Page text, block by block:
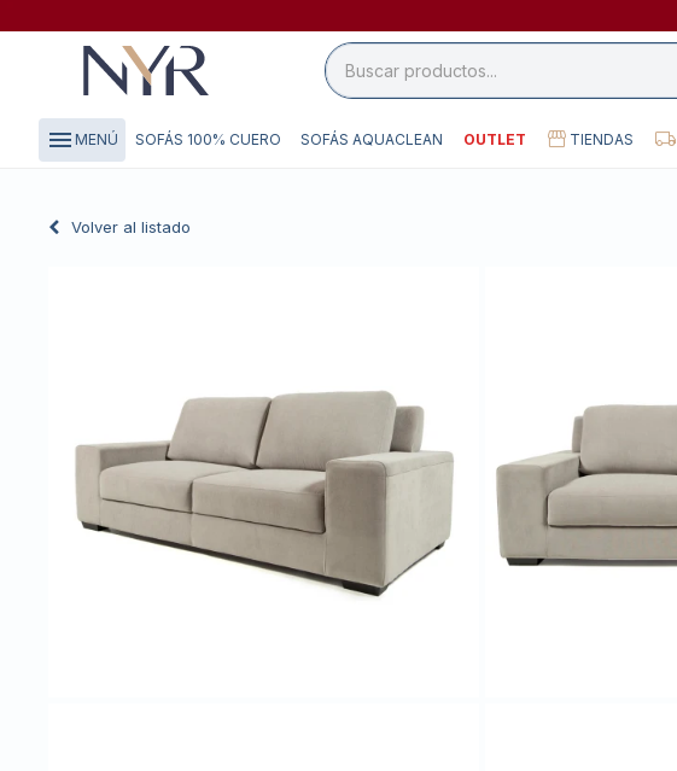
menu MENÚ SOFÁS 100% CUERO SOFÁS AQUACLEAN OUTLET TIENDAS
Volver al listado
close